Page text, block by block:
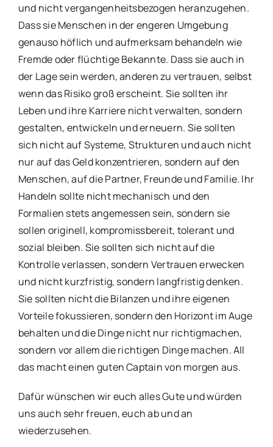
und nicht vergangenheitsbezogen heranzugehen.
Dass sie Menschen in der engeren Umgebung
genauso höflich und aufmerksam behandeln wie
Fremde oder flüchtige Bekannte. Dass sie auch in
der Lage sein werden, anderen zu vertrauen, selbst
wenn das Risiko groß erscheint. Sie sollten ihr
Leben und ihre Karriere nicht verwalten, sondern
gestalten, entwickeln und erneuern. Sie sollten
sich nicht auf Systeme, Strukturen und auch nicht
nur auf das Geld konzentrieren, sondern auf den
Menschen, auf die Partner, Freunde und Familie. Ihr
Handeln sollte nicht mechanisch und den
Formalien stets angemessen sein, sondern sie
sollen originell, kompromissbereit, tolerant und
sozial bleiben. Sie sollten sich nicht auf die
Kontrolle verlassen, sondern Vertrauen erwecken
und nicht kurzfristig, sondern langfristig denken.
Sie sollten nicht die Bilanzen und ihre eigenen
Vorteile fokussieren, sondern den Horizont im Auge
behalten und die Dinge nicht nur richtigmachen,
sondern vor allem die richtigen Dinge machen. All
das macht einen guten Captain von morgen aus.
Dafür wünschen wir euch alles Gute und würden
uns auch sehr freuen, euch ab und an
wiederzusehen.